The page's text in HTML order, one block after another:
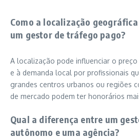
Como a localização
um gestor de tráfego pago?
A localização pode influenciar o
e à demanda local por profissionais
grandes centros urbanos ou regiões
de mercado podem ter honorários
Qual a diferença entre um
autônomo e uma agência?